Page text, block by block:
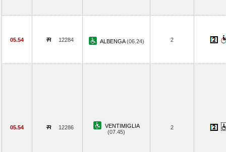
05.54 12284 ALBENGA(06.24) 2
05.54 12286
VENTIMIGLIA
(07.45)
2